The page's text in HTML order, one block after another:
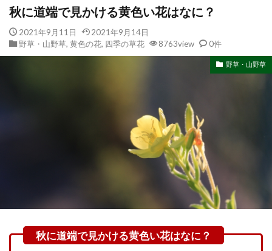
秋に道端で見かける黄色い花はなに？
2021年9月11日
2021年9月14日
野草・山野草, 黄色の花, 四季の草花 8763view 0件
野草・山野草